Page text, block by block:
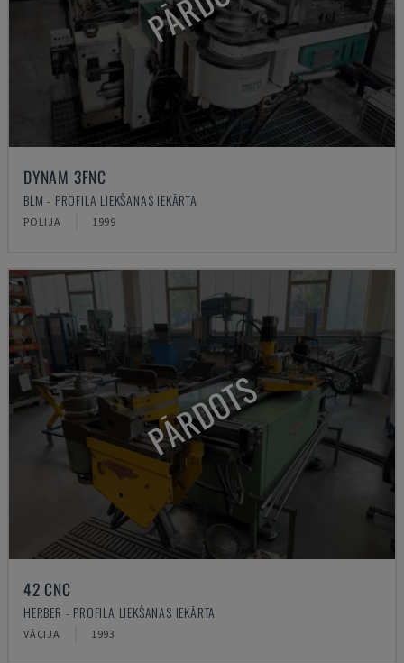
DYNAM 3FNC
BLM - PROFILA LIEKŠANAS IEKĀRTA
POLIJA 1999
PĀRDOTS
42 CNC
HERBER - PROFILA LIEKŠANAS IEKĀRTA
VĀCIJA 1993